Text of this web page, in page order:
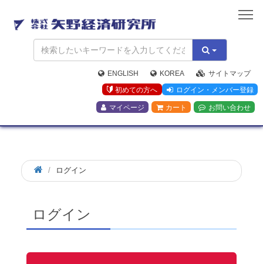
矢
野
経
済
研
究
所
ENGLISH KOREA
サイトマップ
初めての方へ
ログイン・メンバー登録
マイページ カート お問い合わせ
ログイン
ログイン